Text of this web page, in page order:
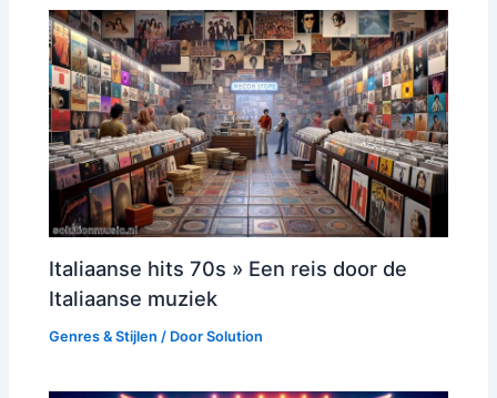
Italiaanse hits 70s » Een reis door de
Italiaanse muziek
Genres & Stijlen / DoorSolution